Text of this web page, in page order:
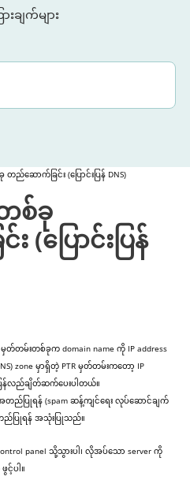
းချက်များ
ည်ဆောက်ခြင်း (ပြောင်းပြန် DNS)
စ်ခု
ပြောင်းပြန်
တမ်းတစ်ခုက domain name ကို IP address
zone မှာရှိတဲ့ PTR မှတ်တမ်းကတော့ IP
ြန်လည်ချိတ်ဆက်ပေးပါတယ်။
တည်ပြုရန် (spam ဆန့်ကျင်ရေး လုပ်ဆောင်ချက်
ည်ပြုရန် အသုံးပြုသည်။
panel သို့သွားပါ၊ လိုအပ်သော server ကို
င့်ပါ။